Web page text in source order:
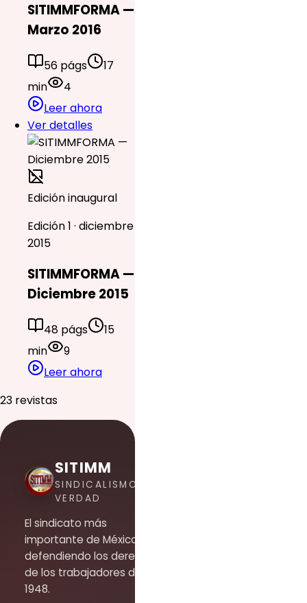
SITIMMFORMA —
Marzo 2016
56 págs
17
min
4
Leer ahora
Ver detalles
Edición inaugural
Edición 1 · diciembre
2015
SITIMMFORMA —
Diciembre 2015
48 págs
15
min
9
Leer ahora
23 revistas
SITIMM
SINDICALISMO DE
VERDAD
El sindicato más
importante de México,
defendiendo los derechos
de los trabajadores desde
1948.